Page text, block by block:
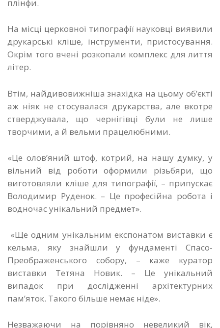
плінфи.
На місці церковної типографії науковці виявили
друкарські кліше, інструменти, пристосування.
Окрім того вчені розкопали комплекс для лиття
літер.
Втім, найдивовижніша знахідка на цьому об’єкті
аж ніяк не стосувалася друкарства, але вкотре
стверджувала, що чернігівці були не лише
творчими, а й вельми працелюбними.
«Це олов’яний штоф, котрий, на нашу думку, у
вільний від роботи оформили різьбяри, що
виготовляли кліше для типографії, – припускає
Володимир Руденок. – Це професійна робота і
водночас унікальний предмет».
«Ще одним унікальним експонатом виставки є
кельма, яку знайшли у фундаменті Спасо-
Преображенського собору, – каже куратор
виставки Тетяна Новик. – Це унікальний
випадок при дослідженні архітектурних
пам’яток. Такого більше немає ніде».
Незважаючи на порівняно невеликий вік,